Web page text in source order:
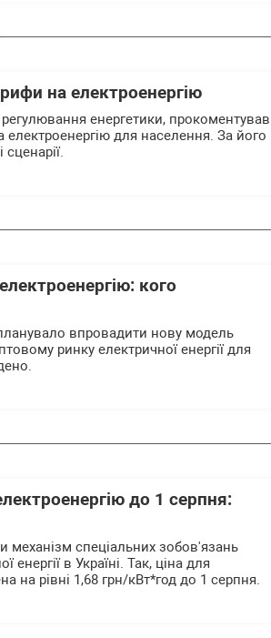
на електроенергію
енергетики, прокоментував
для населення. За його
кого
впровадити нову модель
ринку електричної енергії для
до 1 серпня:
спеціальних зобов'язань
в Україні. Так, ціна для
на рівні 1,68 грн/кВт*год до 1 серпня.